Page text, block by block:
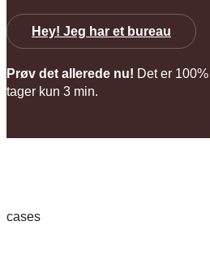
Hey! Jeg har et bureau
Prøv det allerede nu! Det er
tager kun 3 min.
cases